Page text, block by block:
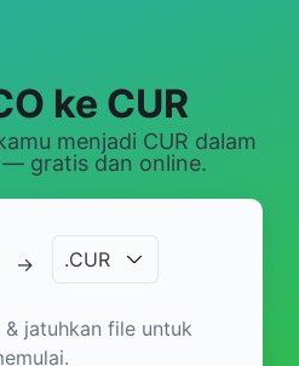
ke CUR
menjadi CUR dalam
gratis dan online.
→ .CUR
jatuhkan file untuk